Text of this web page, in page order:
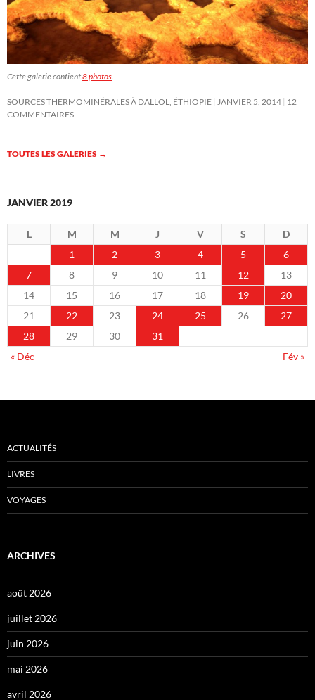
Cette galerie contient8 photos
SOURCES THERMOMINÉRALES À DALLOL, ÉTHIOPIE JANVIER 5, 2014 12
COMMENTAIRES
TOUTES LES GALERIES →
JANVIER 2019
L M M J V S
D
1
2 3 4 5
6
7
8 9 10 11 12
13
14
15 16 17 18 19
20
21
22 23 24 25 26
27
28
29 30
31
« Déc
Fév »
ACTUALITÉS
LIVRES
VOYAGES
ARCHIVES
août 2026
juillet 2026
juin 2026
mai 2026
avril 2026